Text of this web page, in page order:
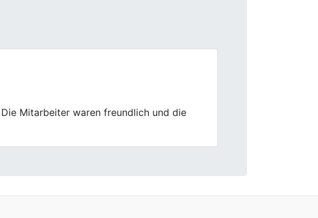
gekauft. Die Abholung war bequem
trennen.